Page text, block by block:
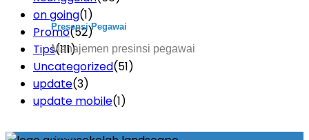
Presensi Pegawai
Manajemen presinsi pegawai
Kelas
on going(1)
Promo(52)
Tips(111)
Uncategorized(51)
update(3)
update mobile(1)